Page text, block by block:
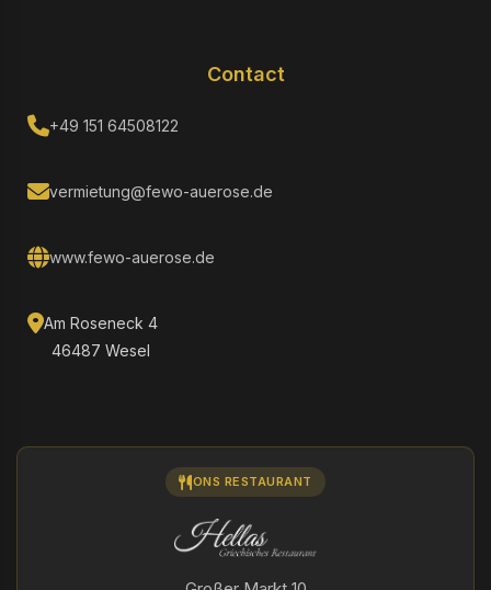
Contact
+49 151 64508122
vermietung@fewo-auerose.de
www.fewo-auerose.de
Am Roseneck 4
46487 Wesel
ONS RESTAURANT